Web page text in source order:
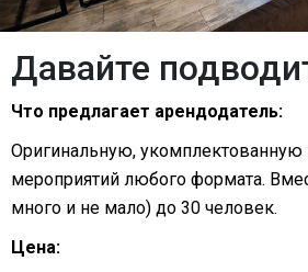
Давайте
Что предлагает арендодатель:
Оригинальную,
мероприятий любого формата.
много и не мало) до 30 человек.
Цена: